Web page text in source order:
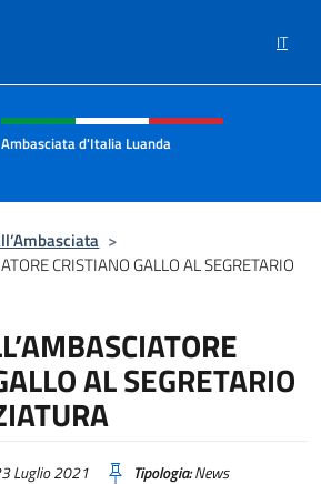
IT
social e menù
Ambasciata d'Italia Luanda
>
CRISTIANO GALLO AL SEGRETARIO
AL SEGRETARIO
Luglio 2021 Tipologia:News